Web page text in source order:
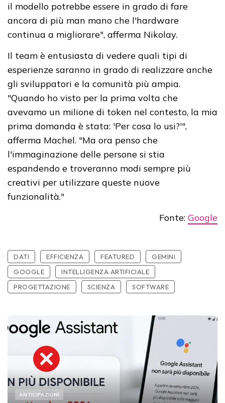
il modello potrebbe essere in grado di fare
ancora di più man mano che l'hardware
continua a migliorare", afferma Nikolay.
Il team è entusiasta di vedere quali tipi di
esperienze saranno in grado di realizzare anche
gli sviluppatori e la comunità più ampia.
"Quando ho visto per la prima volta che
avevamo un milione di token nel contesto, la mia
prima domanda è stata: 'Per cosa lo usi?'",
afferma Machel. "Ma ora penso che
l'immaginazione delle persone si stia
espandendo e troveranno modi sempre più
creativi per utilizzare queste nuove
funzionalità."
Fonte: Google
DATI EFFICIENZA FEATURED
GEMINI
GOOGLE
INTELLIGENZA ARTIFICIALE
PROGETTAZIONE
SCIENZA SOFTWARE
ANTICIPAZIONI